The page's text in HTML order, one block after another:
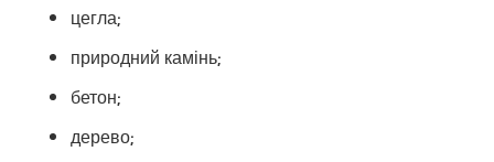
цегла;
природний камінь;
бетон;
дерево;